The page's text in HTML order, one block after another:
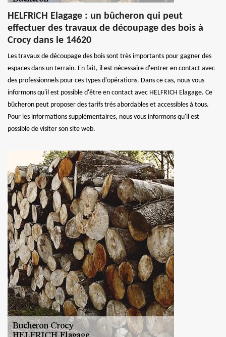
HELFRICH Elagage : un bûcheron qui peut
effectuer des travaux de découpage des bois à
Crocy dans le 14620
Les travaux de découpage des bois sont très importants pour gagner des
espaces dans un terrain. En fait, il est nécessaire d'entrer en contact avec
des professionnels pour ces types d'opérations. Dans ce cas, nous vous
informons qu'il est possible d'être en contact avec HELFRICH Elagage. Ce
bûcheron peut proposer des tarifs très abordables et accessibles à tous.
Pour les informations supplémentaires, nous vous informons qu'il est
possible de visiter son site web.